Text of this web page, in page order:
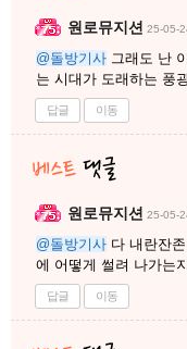
원로뮤지션 25-05-
@돌방기사 그래도 난
는 시대가 도래하는 풍
답글 이동
원로뮤지션 25-05-
@돌방기사 다 내란잔
에 어떻게 썰려 나가는
답글 이동